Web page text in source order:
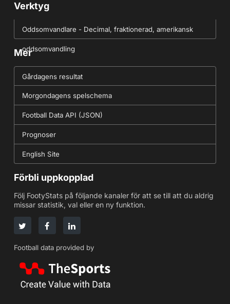
Verktyg
Oddsomvandlare - Decimal, fraktionerad, amerikansk
oddsomvandling
Mer
Gårdagens resultat
Morgondagens spelschema
Football Data API (JSON)
Prognoser
English Site
Förbli uppkopplad
Följ FootyStats på följande kanaler för att se till att du aldrig
missar statistik, val eller en ny funktion.
Football data provided by